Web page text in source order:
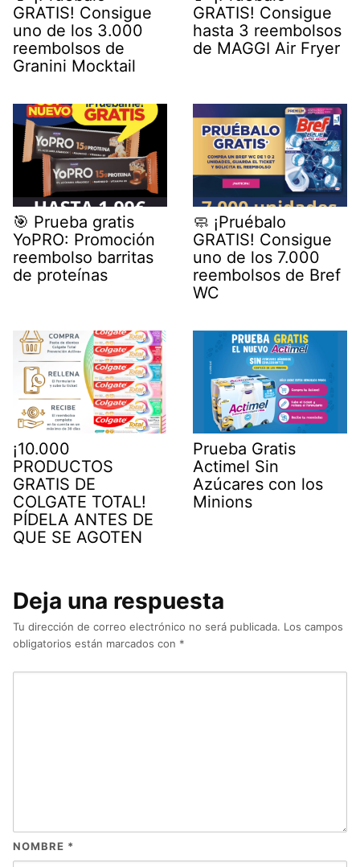
GRATIS! Consigue
uno de los 3.000
reembolsos de
Granini Mocktail
GRATIS! Consigue
hasta 3 reembolsos
de MAGGI Air Fryer
🎯 Prueba gratis
YoPRO: Promoción
reembolso barritas
de proteínas
🧼 ¡Pruébalo
GRATIS! Consigue
uno de los 7.000
reembolsos de Bref
WC
¡10.000
PRODUCTOS
GRATIS DE
COLGATE TOTAL!
PÍDELA ANTES DE
QUE SE AGOTEN
Prueba Gratis
Actimel Sin
Azúcares con los
Minions
Deja una respuesta
Tu dirección de correo electrónico no será publicada. Los campos
obligatorios están marcados con *
NOMBRE *